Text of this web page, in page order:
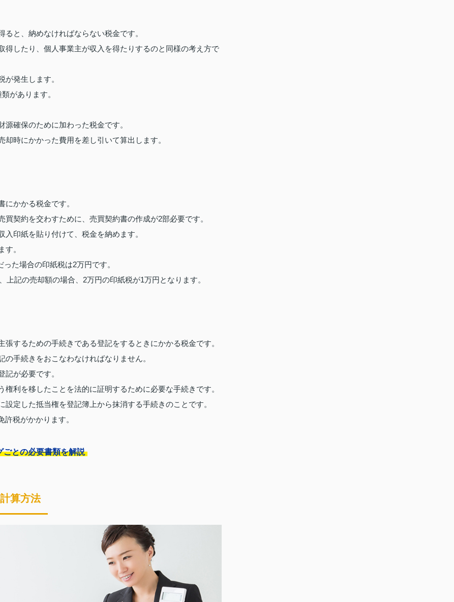
と、納めなければならない税金です。
したり、個人事業主が収入を得たりするのと同様の考え方で
が発生します。
があります。
確保のために加わった税金です。
時にかかった費用を差し引いて算出します。
かかる税金です。
契約を交わすために、売買契約書の作成が2部必要です。
印紙を貼り付けて、税金を納めます。
す。
た場合の印紙税は2万円です。
記の売却額の場合、2万円の印紙税が1万円となります。
するための手続きである登記をするときにかかる税金です。
手続きをおこなわなければなりません。
が必要です。
利を移したことを法的に証明するために必要な手続きです。
定した抵当権を登記簿上から抹消する手続きのことです。
税がかかります。
ごとの必要書類を解説
算方法